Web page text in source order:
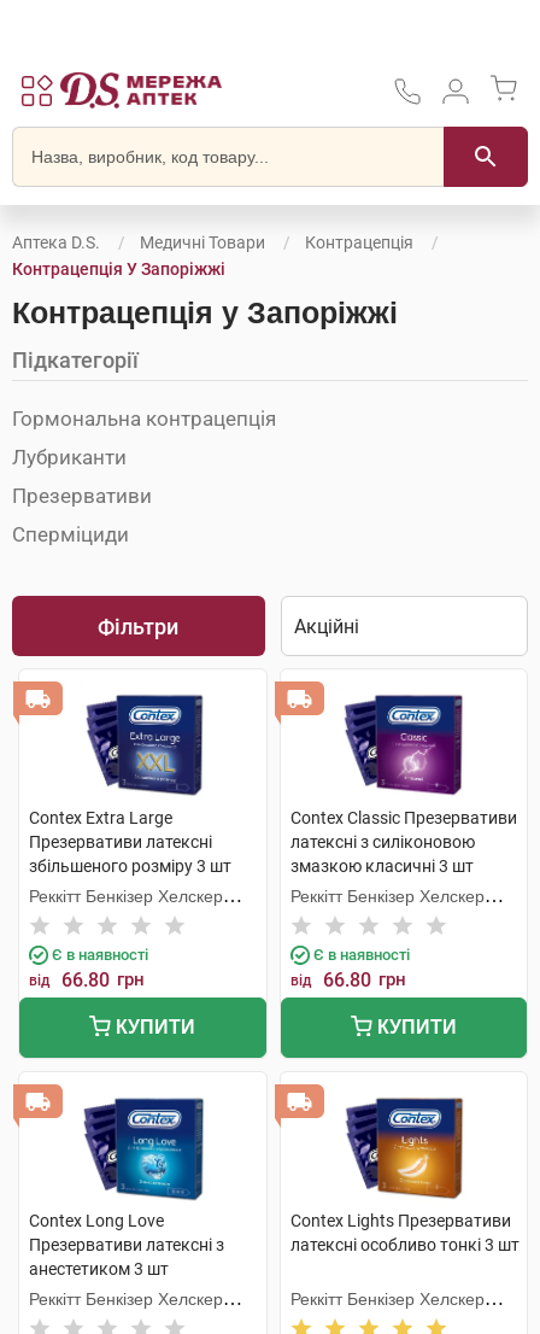
Аптека D.S. Медичні Товари
Контрацепція
Контрацепція У Запоріжжі
Контрацепція у Запоріжжі
Підкатегорії
Гормональна контрацепція
Лубриканти
Презервативи
Сперміциди
Фільтри
Contex Extra Large
Презервативи латексні
збільшеного розміру 3 шт
Реккітт Бенкізер Хелскер
Мануфектурінг
Є в наявності
від 66.80 грн
КУПИТИ
Contex Classic Презервативи
латексні з силіконовою
змазкою класичні 3 шт
Реккітт Бенкізер Хелскер
Мануфектурінг
Є в наявності
від 66.80 грн
КУПИТИ
Contex Long Love
Презервативи латексні з
анестетиком 3 шт
Реккітт Бенкізер Хелскер
Мануфектурінг
Contex Lights Презервативи
латексні особливо тонкі 3 шт
Реккітт Бенкізер Хелскер
Мануфектурінг